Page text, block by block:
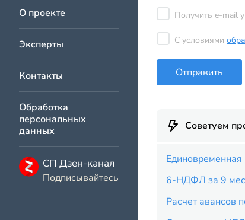
О проекте
Эксперты
Контакты
Обработка
персональных
данных
СП Дзен-канал
Подписывайтесь
Получить e-mail
С условиями
Отправить
Советуем
6-НДФЛ за 9
Расчет авансов